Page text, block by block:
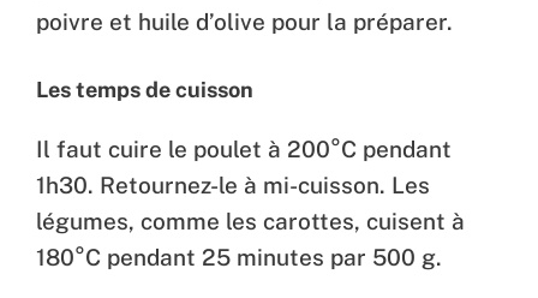
poivre et huile d’olive pour la préparer.
Les temps de cuisson
Il faut cuire le poulet à 200°C pendant
1h30. Retournez-le à mi-cuisson. Les
légumes, comme les carottes, cuisent à
180°C pendant 25 minutes par 500 g.